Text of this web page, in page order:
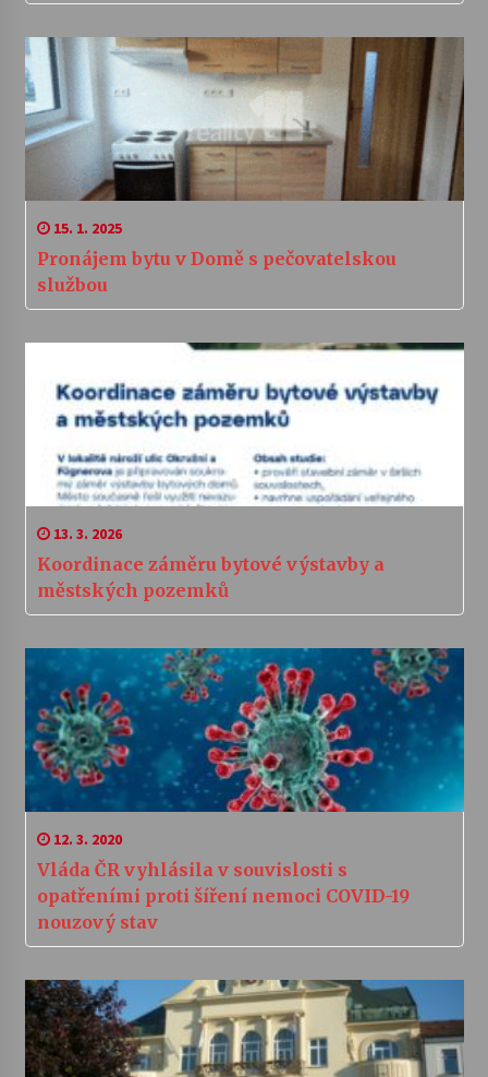
15. 1. 2025
Pronájem bytu v Domě s pečovatelskou
službou
13. 3. 2026
Koordinace záměru bytové výstavby a
městských pozemků
12. 3. 2020
Vláda ČR vyhlásila v souvislosti s
opatřeními proti šíření nemoci COVID-19
nouzový stav